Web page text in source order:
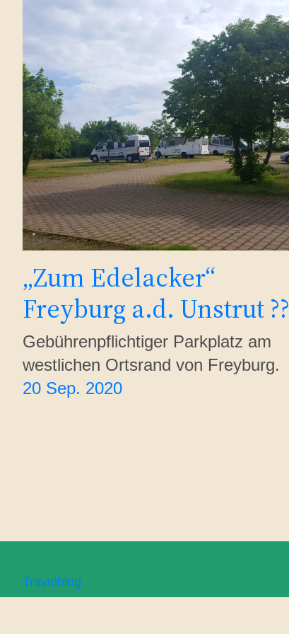
„Zum Edelacker“
Freyburg a.d. Unstrut ??
Gebührenpflichtiger Parkplatz am
westlichen Ortsrand von Freyburg.
20 Sep. 2020
Travelblog